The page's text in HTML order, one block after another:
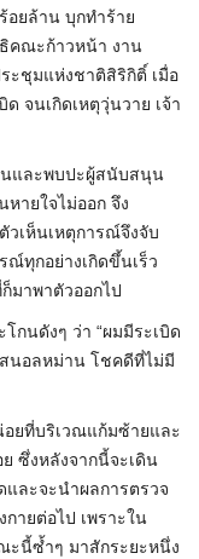
อยล้าน บุกทำร้าย
คณะก้าวหน้า งาน
ะชุมแห่งชาติสิริกิติ์ เมื่อ
จนเกิดเหตุวุ่นวาย เจ้า
นและพบปะผู้สนับสนุน
ายใจไม่ออก จึง
วเห็นเหตุการณ์จึงจับ
ณ์ทุกอย่างเกิดขึ้นเร็ว
มาพาตัวออกไป
กนดังๆ ว่า “ผมมีระเบิด
นอลหม่าน โชคดีที่ไม่มี
ยที่บริเวณแก้มซ้ายและ
ซึ่งหลังจากนี้จะเดิน
และจะนำผลการตรวจ
ายต่อไป เพราะใน
นี้ซ้ำๆ มาสักระยะหนึ่ง